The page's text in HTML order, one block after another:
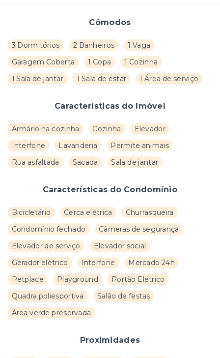
Cômodos
3 Dormitórios 2 Banheiros
1 Vaga
Garagem Coberta
1 Copa
1 Cozinha
1 Sala de jantar
1 Sala de estar 1 Área de serviço
Características do Imóvel
Armário na cozinha Cozinha
Elevador
Interfone
Lavanderia
Permite animais
Rua asfaltada
Sacada Sala de jantar
Características do Condomínio
Bicicletário Cerca elétrica
Churrasqueira
Condomínio fechado
Câmeras de segurança
Elevador de serviço
Elevador social
Gerador elétrico
Interfone
Mercado 24h
Petplace
Playground
Portão Elétrico
Quadra poliesportiva
Salão de festas
Área verde preservada
Proximidades